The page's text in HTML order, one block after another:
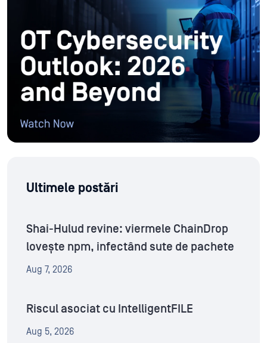
Ultimele postări
Shai-Hulud revine: viermele ChainDrop
lovește npm, infectând sute de pachete
Aug 7, 2026
Riscul asociat cu IntelligentFILE
Aug 5, 2026